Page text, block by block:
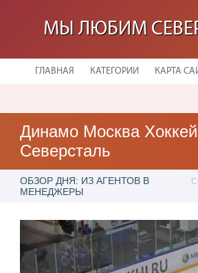
МЫ ЛЮБИМ
ГЛАВНАЯ КАТЕГОРИИ КАРТА
Динамо Москва
Северсталь
ОБЗОР ДНЯ: ИЗ АГЕНТОВ В
МЕНЕДЖЕРЫ